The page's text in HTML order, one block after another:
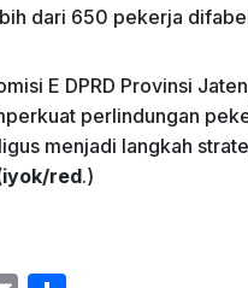
dari 650 pekerja
E DPRD Provinsi
perlindungan
menjadi langkah
iyok/red.)